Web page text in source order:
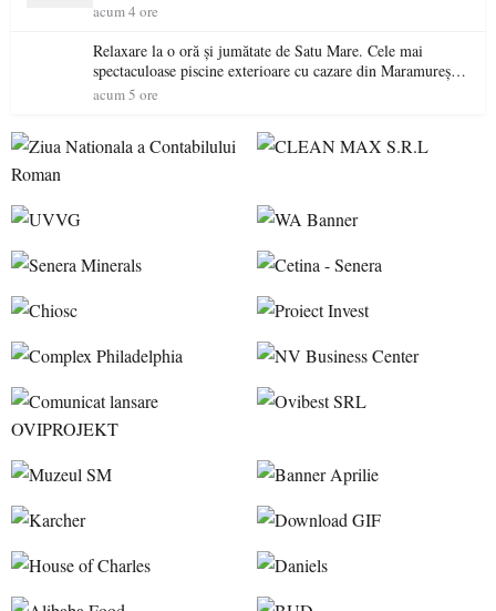
acum 4 ore
Relaxare la o oră și jumătate de Satu Mare. Cele mai
spectaculoase piscine exterioare cu cazare din Maramureș,
ideale pentru o escapadă de vară
acum 5 ore